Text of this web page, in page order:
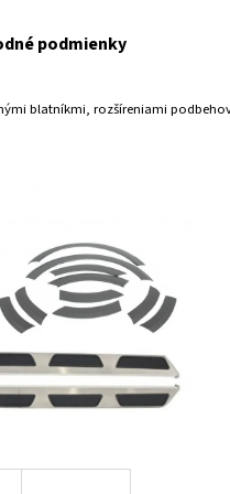
podmienky
blatníkmi, rozšíreniami